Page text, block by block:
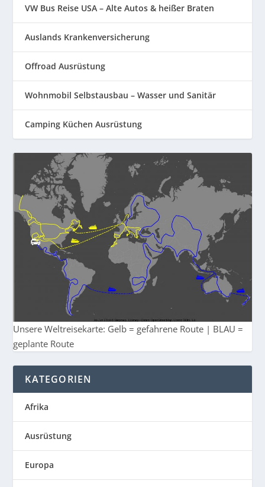
VW Bus Reise USA – Alte Autos & heißer Braten
Auslands Krankenversicherung
Offroad Ausrüstung
Wohnmobil Selbstausbau – Wasser und Sanitär
Camping Küchen Ausrüstung
Unsere Weltreisekarte: Gelb = gefahrene Route | BLAU =
geplante Route
KATEGORIEN
Afrika
Ausrüstung
Europa